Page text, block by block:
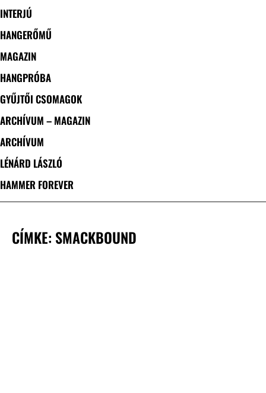
INTERJÚ
HANGERŐMŰ
MAGAZIN
HANGPRÓBA
GYŰJTŐI CSOMAGOK
ARCHÍVUM – MAGAZIN
ARCHÍVUM
LÉNÁRD LÁSZLÓ
HAMMER FOREVER
CÍMKE: SMACKBOUND